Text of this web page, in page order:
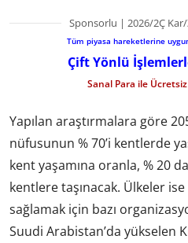
Sponsorlu | 2026/2Ç Kar/
Tüm piyasa hareketlerine
Çift Yönlü
Sanal Para ile
Yapılan araştırmalara göre
nüfusunun % 70’i kentlerde
kent yaşamına oranla, % 20
kentlere taşınacak. Ülkeler
sağlamak için bazı
Suudi Arabistan’da yükselen